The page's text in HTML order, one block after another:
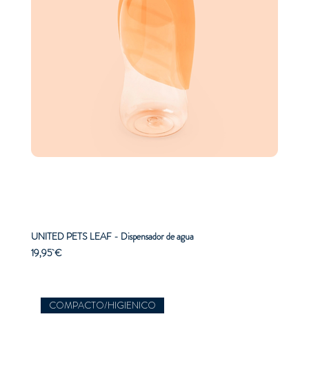
UNITED PETS LEAF - Dispensador de agua
Precio
19,95 €
COMPACTO/HIGIENICO